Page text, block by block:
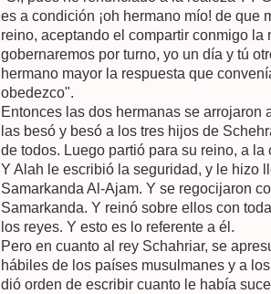
es a condición ¡oh hermano mío! de que
reino, aceptando el compartir conmigo la
gobernaremos por turno, yo un día y tú
hermano mayor la respuesta que
obedezco".
Entonces las dos hermanas se arrojaron
las besó y besó a los tres hijos de
de todos. Luego partió para su reino, a
Y Alah le escribió la seguridad, y le hizo
Samarkanda Al-Ajam. Y se regocijaron
Samarkanda. Y reinó sobre ellos con
los reyes. Y esto es lo referente a él.
Pero en cuanto al rey Schahriar, se
hábiles de los países musulmanes y a
dió orden de escribir cuanto le había